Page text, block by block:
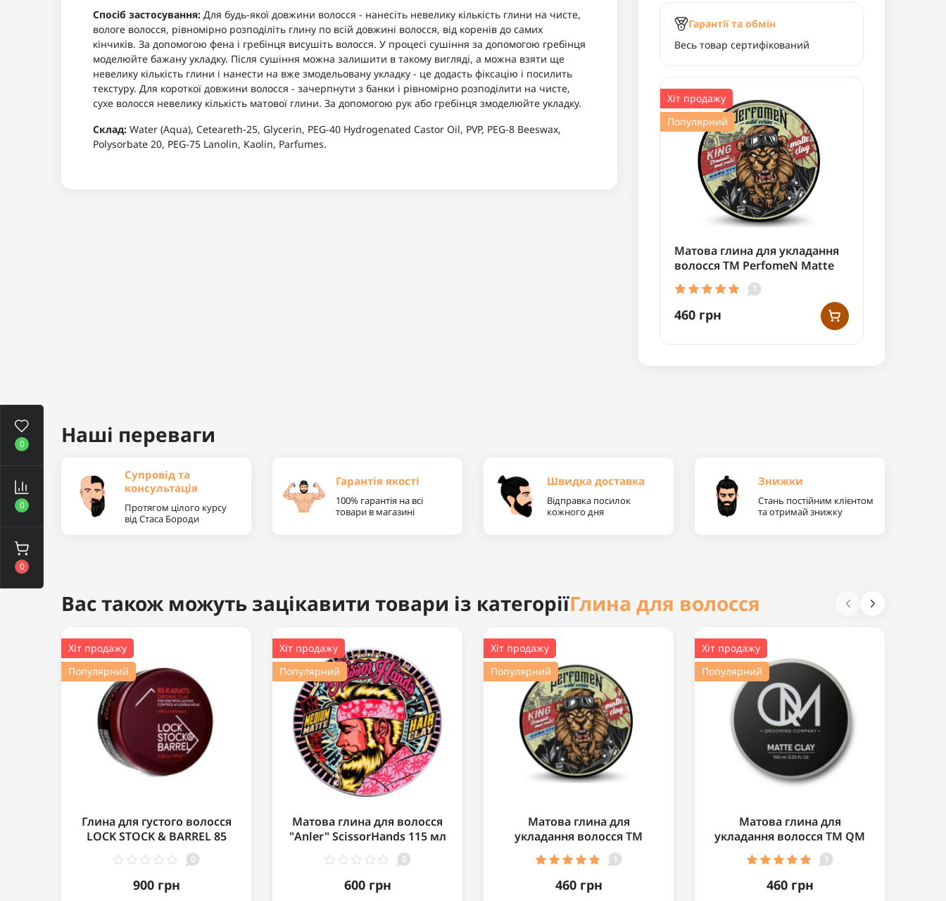
0
0
0
Спосіб застосування: Для будь-якої довжини волосся - нанесіть невелику кількість глини на чисте,
вологе волосся, рівномірно розподіліть глину по всій довжині волосся, від коренів до самих
кінчиків. За допомогою фена і гребінця висушіть волосся. У процесі сушіння за допомогою гребінця
моделюйте бажану укладку. Після сушіння можна залишити в такому вигляді, а можна взяти ще
невелику кількість глини і нанести на вже змодельовану укладку - це додасть фіксацію і посилить
текстуру. Для короткої довжини волосся - зачерпнути з банки і рівномірно розподілити на чисте,
сухе волосся невелику кількість матової глини. За допомогою рук або гребінця змоделюйте укладку.
Склад: Water (Aqua), Ceteareth-25, Glycerin, PEG-40 Hydrogenated Castor Oil, PVP, PEG-8 Beeswax,
Polysorbate 20, PEG-75 Lanolin, Kaolin, Parfumes.
Гарантії та обмін
Весь товар сертифікований
Хіт продажу
Популярний
Матова глина для укладання
волосся TM PerfomeN Matte
Clay "KING" 90мл
1
460 грн
Наші переваги
Супровід та
консультація
Протягом цілого курсу
від Стаса Бороди
Гарантія якості
100% гарантія на всі
товари в магазині
Швидка доставка
Відправка посилок
кожного дня
Знижки
Стань постійним клієнтом
та отримай знижку
Вас також можуть зацікавити товари із категоріїГлина для волосся
Хіт продажу
Популярний
Глина для густого волосся
LOCK STOCK & BARREL 85
КARATS ORIGINAL CLAY 100 г
0
900 грн
Хіт продажу
Популярний
Матова глина для волосся
"Anler" ScissorHands 115 мл
0
600 грн
Хіт продажу
Популярний
Матова глина для
укладання волосся TM
PerfomeN Matte Clay "KING"
90мл
1
460 грн
Хіт продажу
Популярний
Матова глина для
укладання волосся ТМ QM
"Matte Clay" 100мл
1
460 грн